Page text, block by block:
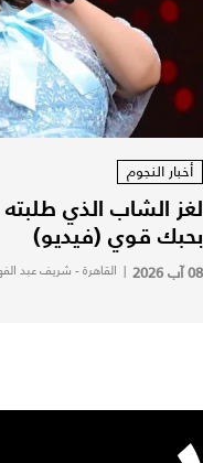
أخبار النجوم
لغز الشاب الذي
بحبك قوي (فيديو)
08 آب 2026 | القاهرة - شريف عبد